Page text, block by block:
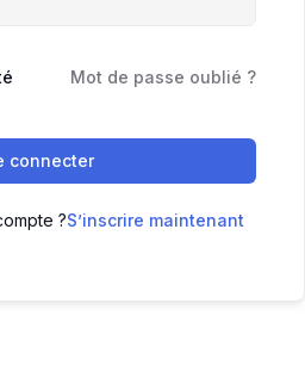
Mot de passe oublié ?
connecter
?S’inscrire maintenant